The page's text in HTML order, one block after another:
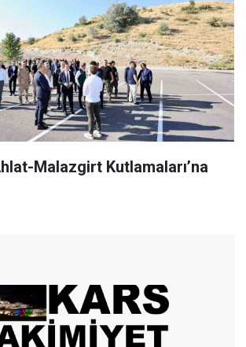
Malazgirt Kutlamaları’na